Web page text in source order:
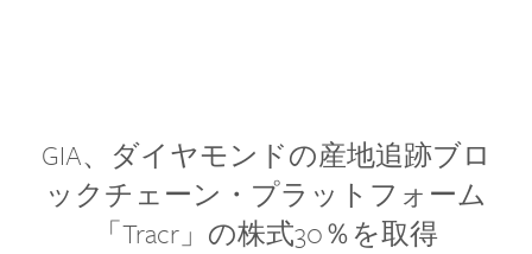
GIA、ダイヤモンドの産地追跡ブロ
ックチェーン・プラットフォーム
「Tracr」の株式30％を取得